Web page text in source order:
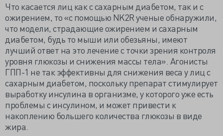
Что касается лиц как с сахарным диабетом, так и с
ожирением, то «с помощью NK2R ученые обнаружили,
что модели, страдающие ожирением и сахарным
диабетом, будь то мыши или обезьяны, имеют
лучший ответ на это лечение с точки зрения контроля
уровня глюкозы и снижения массы тела». Агонисты
ГПП-1 не так эффективны для снижения веса у лиц с
сахарным диабетом, поскольку препарат стимулирует
выработку инсулина в организме, у которого уже есть
проблемы с инсулином, и может привести к
накоплению большего количества глюкозы в виде
жира.